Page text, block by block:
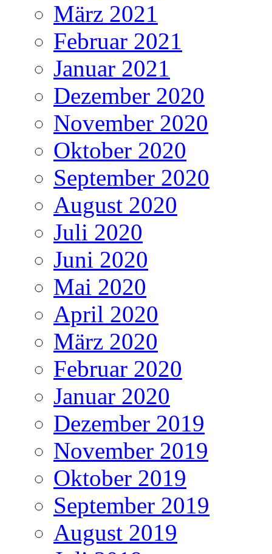
März 2021
Februar 2021
Januar 2021
Dezember 2020
November 2020
Oktober 2020
September 2020
August 2020
Juli 2020
Juni 2020
Mai 2020
April 2020
März 2020
Februar 2020
Januar 2020
Dezember 2019
November 2019
Oktober 2019
September 2019
August 2019